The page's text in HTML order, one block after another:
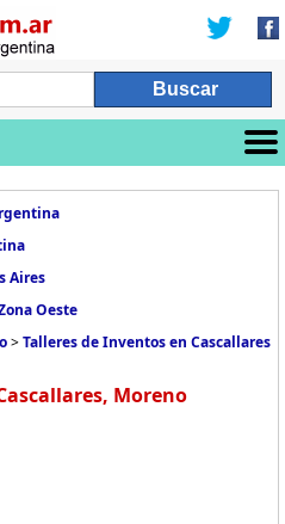
Aires
Oeste
>Talleres de Inventos en Cascallares
Moreno